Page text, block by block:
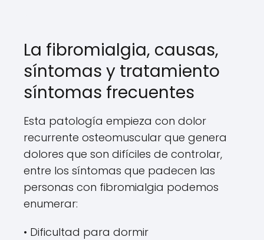
La fibromialgia, causas,
síntomas y tratamiento
síntomas frecuentes
Esta patología empieza con dolor
recurrente osteomuscular que genera
dolores que son difíciles de controlar,
entre los síntomas que padecen las
personas con fibromialgia podemos
enumerar:
• Dificultad para dormir